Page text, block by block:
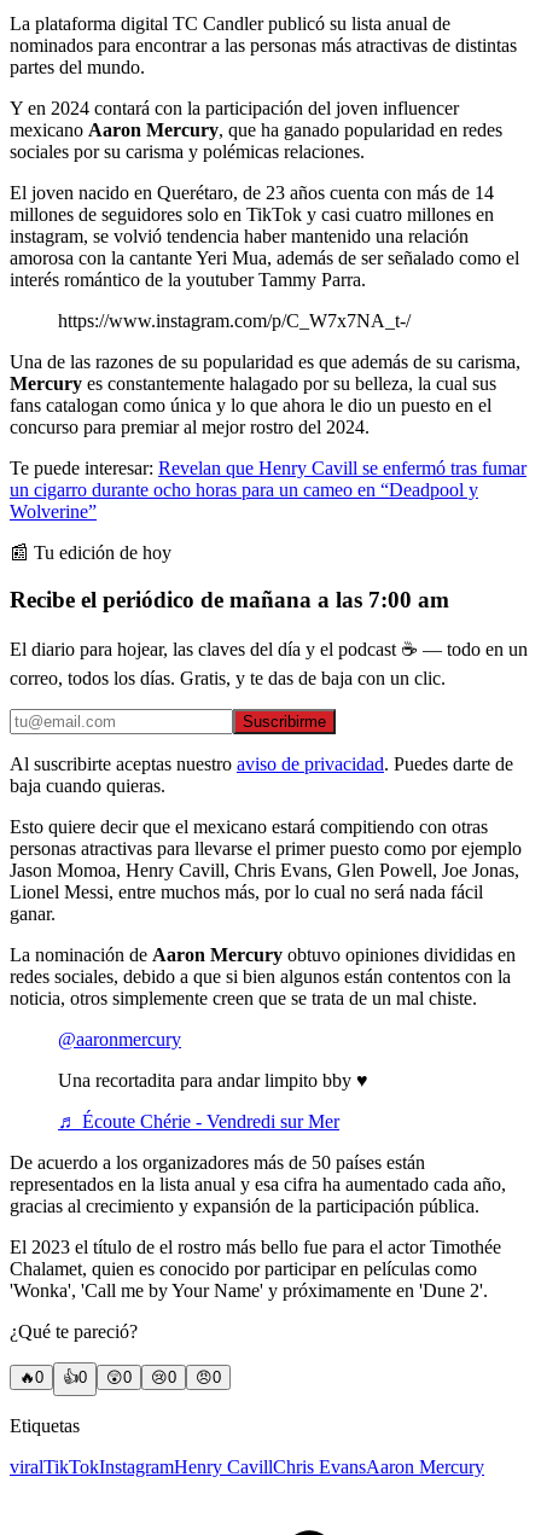
La plataforma digital TC Candler publicó su lista anual de
nominados para encontrar a las personas más atractivas de distintas
partes del mundo.
Y en 2024 contará con la participación del joven influencer
mexicano Aaron Mercury, que ha ganado popularidad en redes
sociales por su carisma y polémicas relaciones.
El joven nacido en Querétaro, de 23 años cuenta con más de 14
millones de seguidores solo en TikTok y casi cuatro millones en
instagram, se volvió tendencia haber mantenido una relación
amorosa con la cantante Yeri Mua, además de ser señalado como el
interés romántico de la youtuber Tammy Parra.
https://www.instagram.com/p/C_W7x7NA_t-/
Una de las razones de su popularidad es que además de su carisma,
Mercury es constantemente halagado por su belleza, la cual sus
fans catalogan como única y lo que ahora le dio un puesto en el
concurso para premiar al mejor rostro del 2024.
Te puede interesar: Revelan que Henry Cavill se enfermó tras fumar
un cigarro durante ocho horas para un cameo en “Deadpool y
Wolverine”
📰 Tu edición de hoy
Recibe el periódico de mañana a las 7:00 am
El diario para hojear, las claves del día y el podcast ☕ — todo en un
correo, todos los días. Gratis, y te das de baja con un clic.
Suscribirme
Al suscribirte aceptas nuestro aviso de privacidad. Puedes darte de
baja cuando quieras.
Esto quiere decir que el mexicano estará compitiendo con otras
personas atractivas para llevarse el primer puesto como por ejemplo
Jason Momoa, Henry Cavill, Chris Evans, Glen Powell, Joe Jonas,
Lionel Messi, entre muchos más, por lo cual no será nada fácil
ganar.
La nominación de Aaron Mercury obtuvo opiniones divididas en
redes sociales, debido a que si bien algunos están contentos con la
noticia, otros simplemente creen que se trata de un mal chiste.
@aaronmercury
Una recortadita para andar limpito bby ♥️
♬ Écoute Chérie - Vendredi sur Mer
De acuerdo a los organizadores más de 50 países están
representados en la lista anual y esa cifra ha aumentado cada año,
gracias al crecimiento y expansión de la participación pública.
El 2023 el título de el rostro más bello fue para el actor Timothée
Chalamet, quien es conocido por participar en películas como
'Wonka', 'Call me by Your Name' y próximamente en 'Dune 2'.
¿Qué te pareció?
🔥0 👍0 😲0 😢0 😠0
Etiquetas
viralTikTokInstagramHenry CavillChris EvansAaron Mercury